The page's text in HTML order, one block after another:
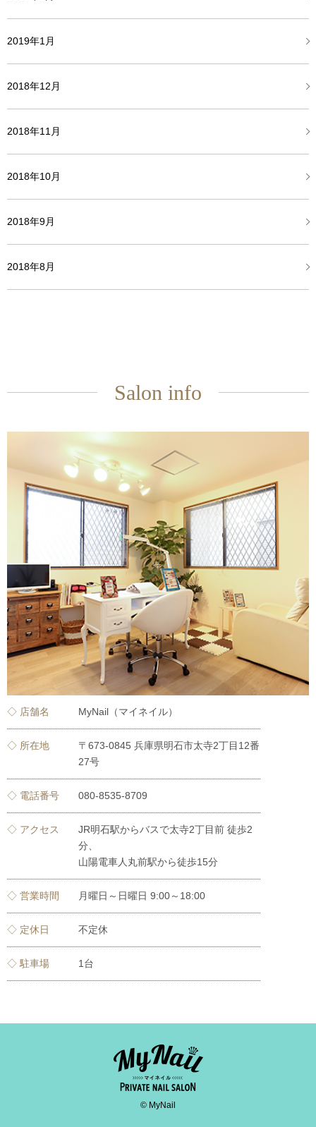
2019年1月
2018年12月
2018年11月
2018年10月
2018年9月
2018年8月
Salon info
◇ 店舗名 MyNail（マイネイル）
◇ 所在地
〒673-0845 兵庫県明石市太寺2丁目12番
27号
◇ 電話番号 080-8535-8709
◇ アクセス
JR明石駅からバスで太寺2丁目前 徒歩2
分、
山陽電車人丸前駅から徒歩15分
◇ 営業時間 月曜日～日曜日 9:00～18:00
◇ 定休日 不定休
◇ 駐車場 1台
© MyNail